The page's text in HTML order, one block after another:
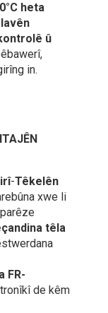
heta
û
in.
-Têkelên
xwe li
têla
FR-
de kêm